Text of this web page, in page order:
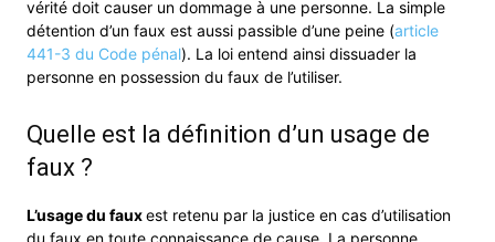
vérité doit causer un dommage à une personne. La simple
détention d’un faux est aussi passible d’une peine (article
441-3 du Code pénal). La loi entend ainsi dissuader la
personne en possession du faux de l’utiliser.
Quelle est la définition d’un usage de
faux ?
L’usage du fauxest retenu par la justice en cas d’utilisation